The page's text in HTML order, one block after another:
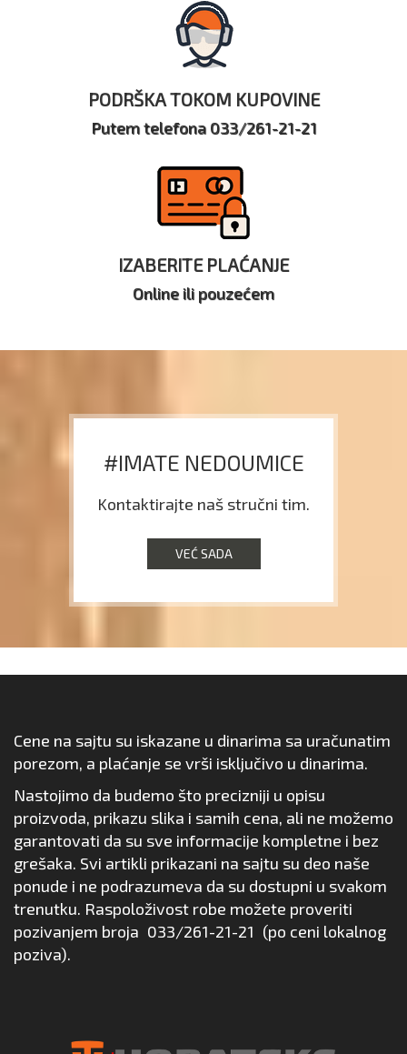
PODRŠKA TOKOM KUPOVINE
Putem telefona 033/261-21-21
IZABERITE PLAĆANJE
Online ili pouzećem
#IMATE NEDOUMICE
Kontaktirajte naš stručni tim.
VEĆ SADA
Cene na sajtu su iskazane u dinarima sa uračunatim
porezom, a plaćanje se vrši isključivo u dinarima.
Nastojimo da budemo što precizniji u opisu
proizvoda, prikazu slika i samih cena, ali ne možemo
garantovati da su sve informacije kompletne i bez
grešaka. Svi artikli prikazani na sajtu su deo naše
ponude i ne podrazumeva da su dostupni u svakom
trenutku. Raspoloživost robe možete proveriti
pozivanjem broja 033/261-21-21 (po ceni lokalnog
poziva).